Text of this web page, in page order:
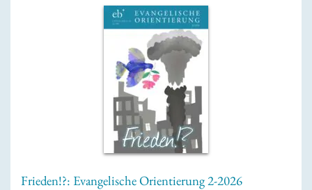
Frieden!?: Evangelische Orientierung 2-2026